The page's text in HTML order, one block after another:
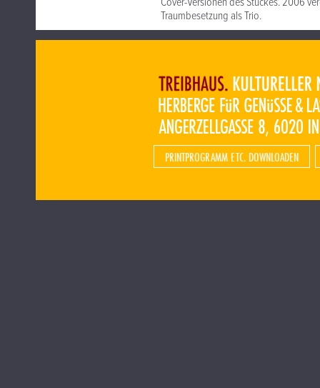
Traumbesetzung als Trio.
PRINTPROGRAMM ETC. DOWNLOADEN